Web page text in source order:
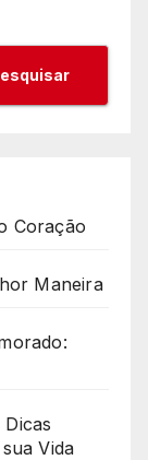
Coração
Maneira
Vida